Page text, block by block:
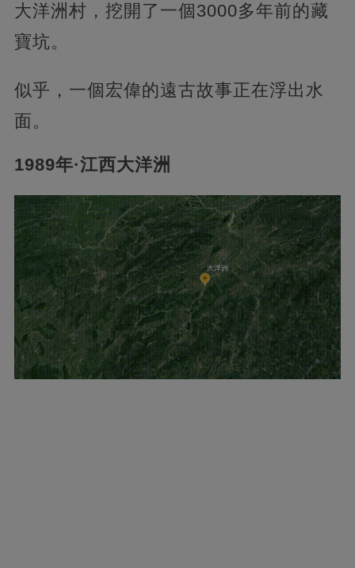
大洋洲村，挖開了一個3000多年前的藏
寶坑。
似乎，一個宏偉的遠古故事正在浮出水
面。
1989年·江西大洋洲